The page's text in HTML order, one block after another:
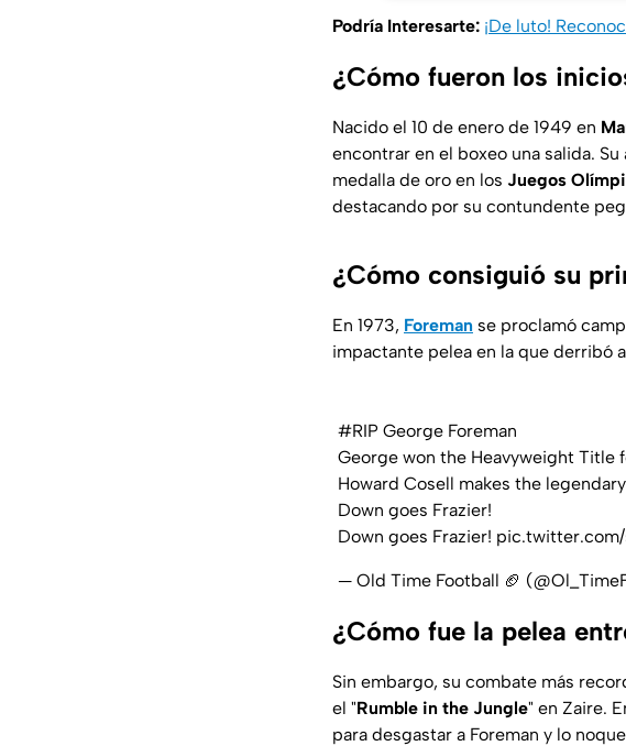
Podría Interesarte: ¡De luto!
¿Cómo fueron los
Nacido el 10 de enero de 1949 en
encontrar en el boxeo una salida.
medalla de oro en los Juegos
destacando por su contundente
¿Cómo consiguió su
En 1973, Foreman se proclamó
impactante pelea en la que derribó
#RIP George Foreman
George won the Heavyweight Title
Howard Cosell makes the
Down goes Frazier!
Down goes Frazier! pic.twitter.com/
— Old Time Football 🏈
¿Cómo fue la pelea
Sin embargo, su combate más
el "Rumble in the Jungle" en Zaire.
para desgastar a Foreman y lo